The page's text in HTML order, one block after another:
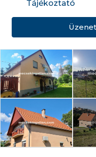
Tájékoztató